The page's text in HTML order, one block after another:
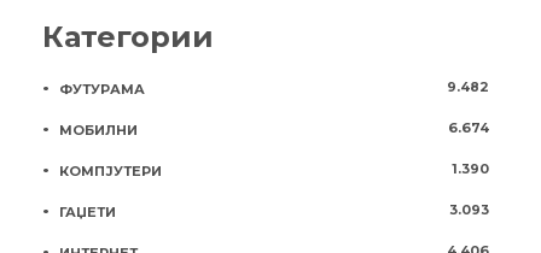
Категории
ФУТУРАМА 9.482
МОБИЛНИ 6.674
КОМПЈУТЕРИ 1.390
ГАЏЕТИ 3.093